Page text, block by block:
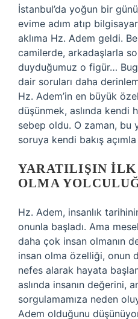
İstanbul’da yoğun bir
evime adım atıp
aklıma Hz. Adem geldi.
camilerde, arkadaşlarla
duyduğumuz o figür…
dair soruları daha
Hz. Adem’in en büyük
düşünmek, aslında kendi
sebep oldu. O zaman, bu
soruya kendi bakış
YARATILIŞIN
OLMA
Hz. Adem, insanlık
onunla başladı. Ama
daha çok insan olmanın
insan olma özelliği, onun
nefes alarak hayata
aslında insanın değerini,
sorgulamamıza neden
Adem olduğunu